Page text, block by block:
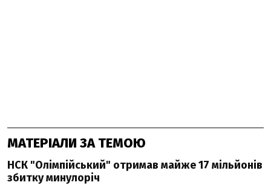
МАТЕРІАЛИ ЗА ТЕМОЮ
НСК "Олімпійський" отримав майже 17 мільйонів
збитку минулоріч